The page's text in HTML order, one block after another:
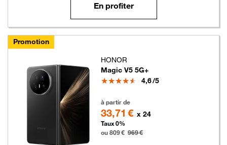
En profiter
Promotion
HONOR
Magic V5 5G+
Note
4,6/5
à partir de
33,71 € x 24
Taux 0%
ou 809 € 969 €